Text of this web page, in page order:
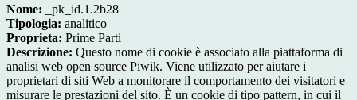
Nome: _pk_id.1.2b28
Tipologia: analitico
Proprieta: Prime Parti
Descrizione: Questo nome di cookie è associato alla piattaforma di
analisi web open source Piwik. Viene utilizzato per aiutare i
proprietari di siti Web a monitorare il comportamento dei visitatori e
misurare le prestazioni del sito. È un cookie di tipo pattern, in cui il